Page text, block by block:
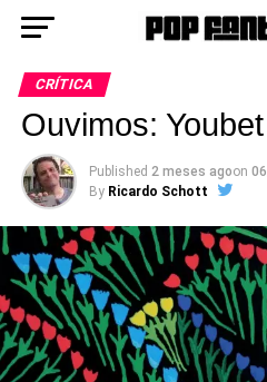
CRÍTICA
Ouvimos: Youbet
Published 2 meses agoon
By Ricardo Schott